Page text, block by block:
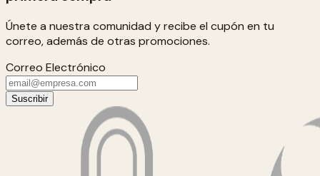
Únete a nuestra comunidad y recibe el cupón en tu
correo, además de otras promociones.
Correo Electrónico
Suscribir